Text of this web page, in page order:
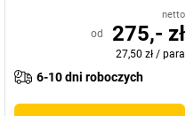
netto
od 275,- zł
27,50 zł / para
6-10 dni roboczych